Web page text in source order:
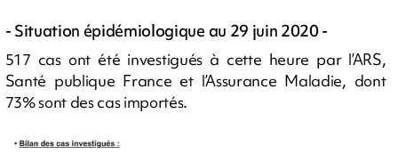
- Situation épidémiologique au 29 juin 2020 -
517 cas ont été investigués à cette heure par l’ARS,
Santé publique France et l’Assurance Maladie, dont
73% sont des cas importés.